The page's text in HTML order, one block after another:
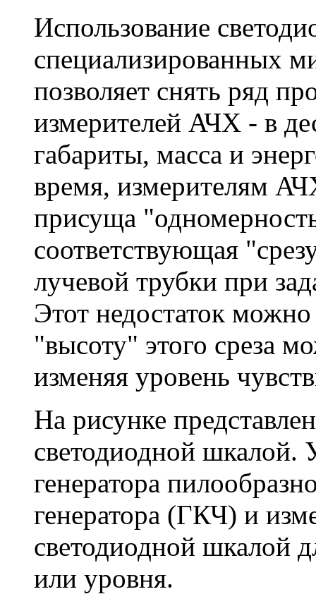
Использование
специализированных
позволяет снять ряд
измерителей АЧХ - в
габариты, масса и
время, измерителям
присуща
соответствующая
лучевой трубки при
Этот недостаток
"высоту" этого среза
изменяя уровень
На рисунке
светодиодной шкалой.
генератора
генератора (ГКЧ) и
светодиодной шкалой
или уровня.